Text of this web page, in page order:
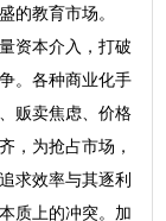
的教育市场。
资本介入，打破
。各种商业化手
贩卖焦虑、价格
，为抢占市场，
求效率与其逐利
质上的冲突。加